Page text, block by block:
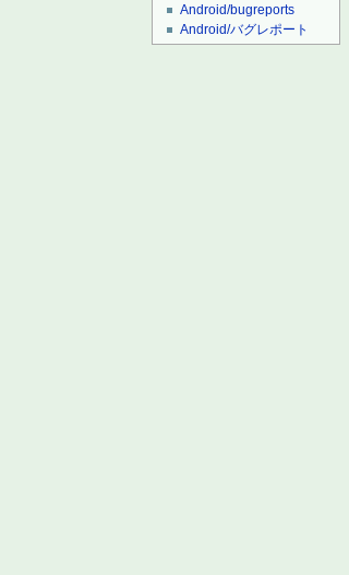
Android/bugreports
Android/バグレポート